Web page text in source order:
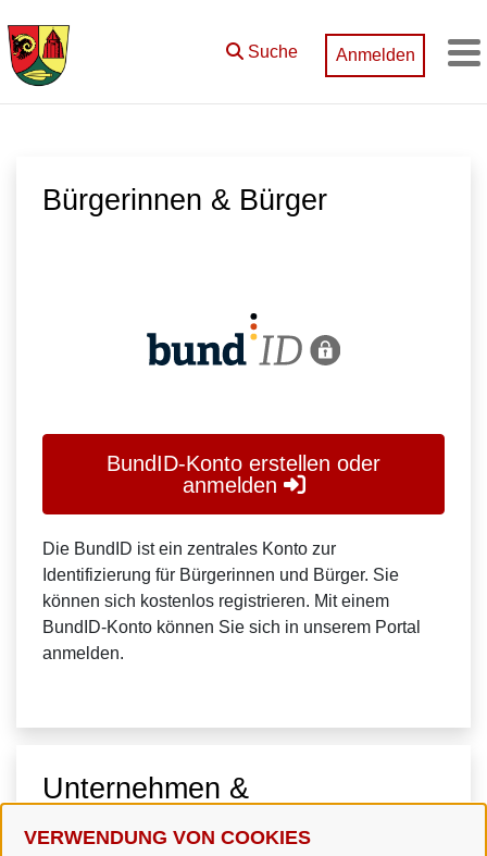
VERWENDUNG VON COOKIES
Suche Anmelden
Bürgerinnen & Bürger
BundID-Konto erstellen oder
anmelden
Die BundID ist ein zentrales Konto zur
Identifizierung für Bürgerinnen und Bürger. Sie
können sich kostenlos registrieren. Mit einem
BundID-Konto können Sie sich in unserem Portal
anmelden.
Unternehmen &
Organisationen